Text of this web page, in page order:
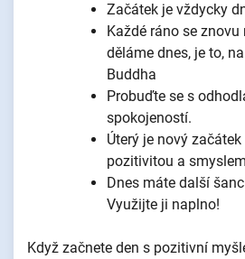
Začátek je vždycky
Každé ráno se znovu
děláme dnes, je to,
Buddha
Probuďte se s
spokojeností.
Úterý je nový
pozitivitou a
Dnes máte další
Využijte ji naplno!
Když začnete den s pozitivní